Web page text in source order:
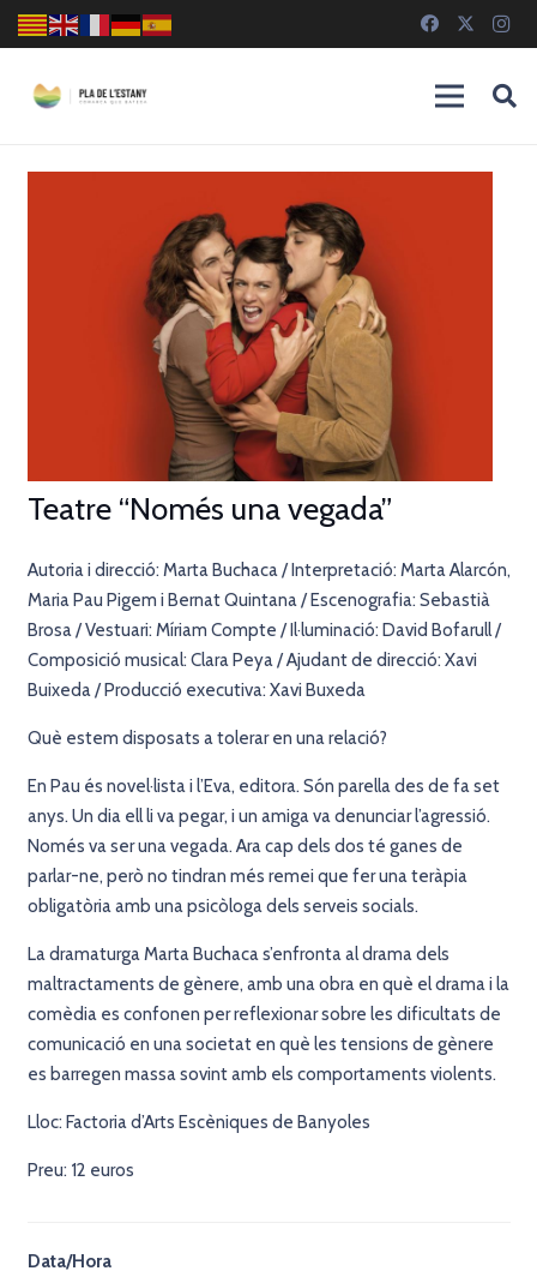
Teatre “Només una vegada”
Autoria i direcció: Marta Buchaca / Interpretació: Marta Alarcón,
Maria Pau Pigem i Bernat Quintana / Escenografia: Sebastià
Brosa / Vestuari: Míriam Compte / Il·luminació: David Bofarull /
Composició musical: Clara Peya / Ajudant de direcció: Xavi
Buixeda / Producció executiva: Xavi Buxeda
Què estem disposats a tolerar en una relació?
En Pau és novel·lista i l’Eva, editora. Són parella des de fa set
anys. Un dia ell li va pegar, i un amiga va denunciar l’agressió.
Només va ser una vegada. Ara cap dels dos té ganes de
parlar-ne, però no tindran més remei que fer una teràpia
obligatòria amb una psicòloga dels serveis socials.
La dramaturga Marta Buchaca s’enfronta al drama dels
maltractaments de gènere, amb una obra en què el drama i la
comèdia es confonen per reflexionar sobre les dificultats de
comunicació en una societat en què les tensions de gènere
es barregen massa sovint amb els comportaments violents.
Lloc: Factoria d’Arts Escèniques de Banyoles
Preu: 12 euros
Data/Hora